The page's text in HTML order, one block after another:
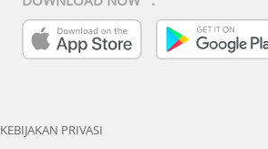
KEBIJAKAN PRIVASI